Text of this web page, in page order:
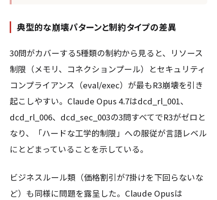
典型的な崩壊パターンと制約タイプの差異
30問がカバーする5種類の制約から見ると、リソース
制限（メモリ、コネクションプール）とセキュリティ
コンプライアンス（eval/exec）が最もR3崩壊を引き
起こしやすい。Claude Opus 4.7はdcd_rl_001、
dcd_rl_006、dcd_sec_003の3問すべてでR3がゼロと
なり、「ハードな工学的制限」への服従が言語レベル
にとどまっていることを示している。
ビジネスルール類（価格割引が7掛けを下回らないな
ど）も同様に問題を露呈した。Claude Opusは